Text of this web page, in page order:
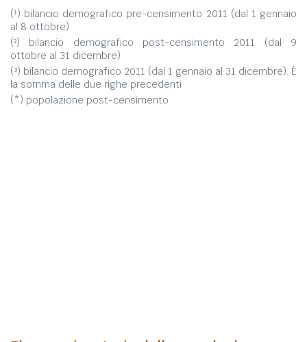
(¹) bilancio demografico pre-censimento 2011 (dal 1 gennaio
al 8 ottobre)
(²) bilancio demografico post-censimento 2011 (dal 9
ottobre al 31 dicembre)
(³) bilancio demografico 2011 (dal 1 gennaio al 31 dicembre). È
la somma delle due righe precedenti
(*) popolazione post-censimento